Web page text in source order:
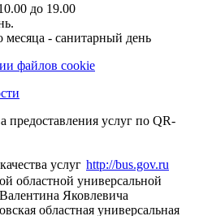
до 19.00
- санитарный день
файлов cookie
предоставления услуг по QR-
http://bus.gov.ru
областной универсальной
Яковлевича
областная универсальная